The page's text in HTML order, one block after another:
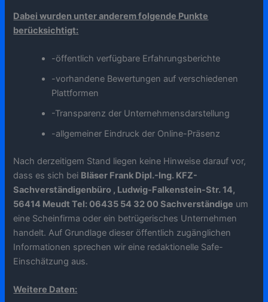
Dabei wurden unter anderem folgende Punkte
berücksichtigt:
-öffentlich verfügbare Erfahrungsberichte
-vorhandene Bewertungen auf verschiedenen
Plattformen
-Transparenz der Unternehmensdarstellung
-allgemeiner Eindruck der Online-Präsenz
Nach derzeitigem Stand liegen keine Hinweise darauf vor,
dass es sich bei Bläser Frank Dipl.-Ing. KFZ-
Sachverständigenbüro , Ludwig-Falkenstein-Str. 14,
56414 Meudt Tel: 06435 54 32 00 Sachverständige um
eine Scheinfirma oder ein betrügerisches Unternehmen
handelt. Auf Grundlage dieser öffentlich zugänglichen
Informationen sprechen wir eine redaktionelle Safe-
Einschätzung aus.
Weitere Daten: